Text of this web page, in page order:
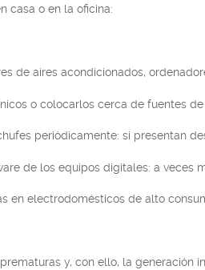
casa o en la oficina:
de aires acondicionados,
o colocarlos cerca de fuentes de
periódicamente: si presentan
de los equipos digitales: a veces
en electrodomésticos de alto
y, con ello, la generación